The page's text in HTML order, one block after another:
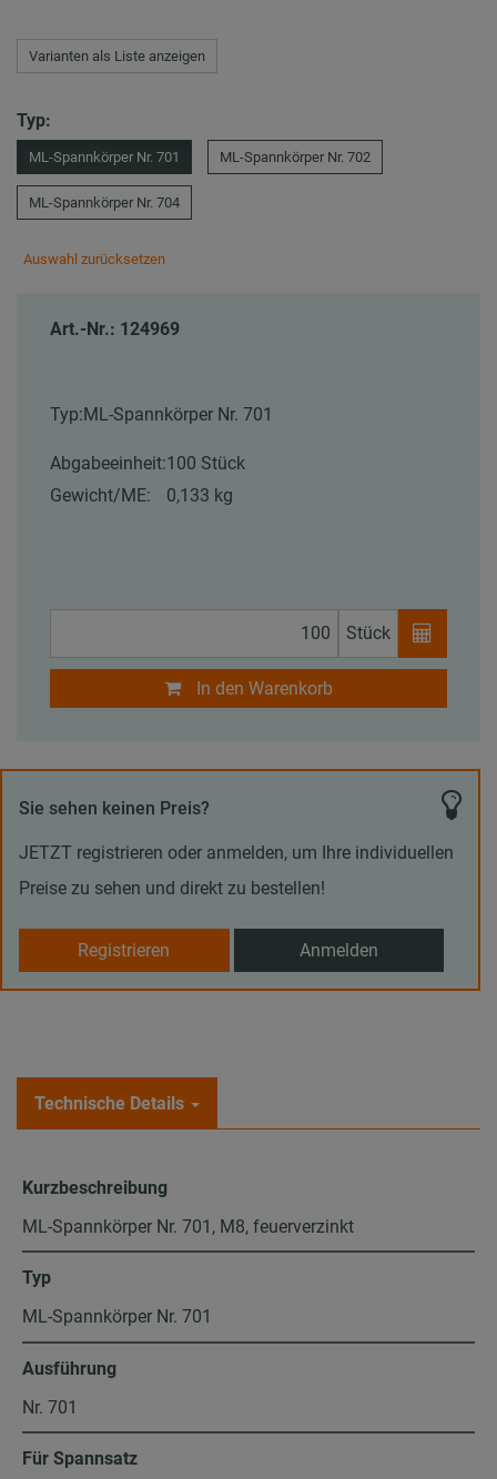
Varianten als Liste anzeigen
Typ:
ML-Spannkörper Nr. 701 ML-Spannkörper Nr. 702
ML-Spannkörper Nr. 704
Auswahl zurücksetzen
Art.-Nr.: 124969
Typ:ML-Spannkörper Nr. 701
Abgabeeinheit:100 Stück
Gewicht/ME:
0,133 kg
Stück
In den Warenkorb
Sie sehen keinen Preis?
JETZT registrieren oder anmelden, um Ihre individuellen
Preise zu sehen und direkt zu bestellen!
Registrieren Anmelden
Technische Details
Kurzbeschreibung
ML-Spannkörper Nr. 701, M8, feuerverzinkt
Typ
ML-Spannkörper Nr. 701
Ausführung
Nr. 701
Für Spannsatz